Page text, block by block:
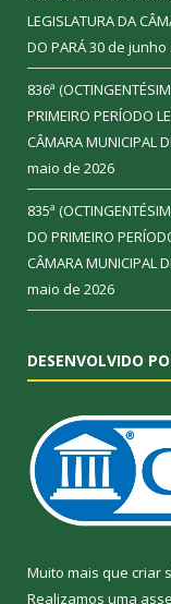
LEGISLATURA DA
DO PARÁ30 de junho
836ª
PRIMEIRO PERÍODO
CÂMARA MUNICIPAL
maio de 2026
835ª
DO PRIMEIRO
CÂMARA MUNICIPAL
maio de 2026
DESENVOLVIDO
Muito mais que criar
Realizamos uma